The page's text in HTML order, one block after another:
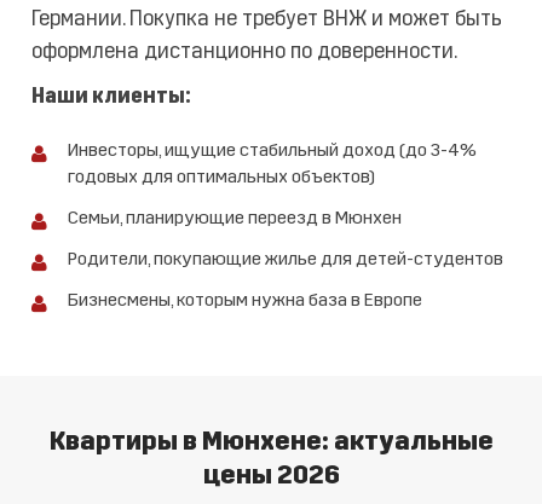
Германии. Покупка не требует ВНЖ и может быть
оформлена дистанционно по доверенности.
Наши клиенты:
Инвесторы, ищущие стабильный доход (до 3-4%
годовых для оптимальных объектов)
Семьи, планирующие переезд в Мюнхен
Родители, покупающие жилье для детей-студентов
Бизнесмены, которым нужна база в Европе
Квартиры в Мюнхене: актуальные
цены 2026